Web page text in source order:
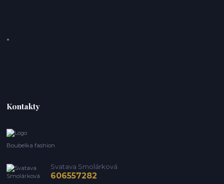
Kontakty
Boubelka fashion
Svatava Smolárková
606557282